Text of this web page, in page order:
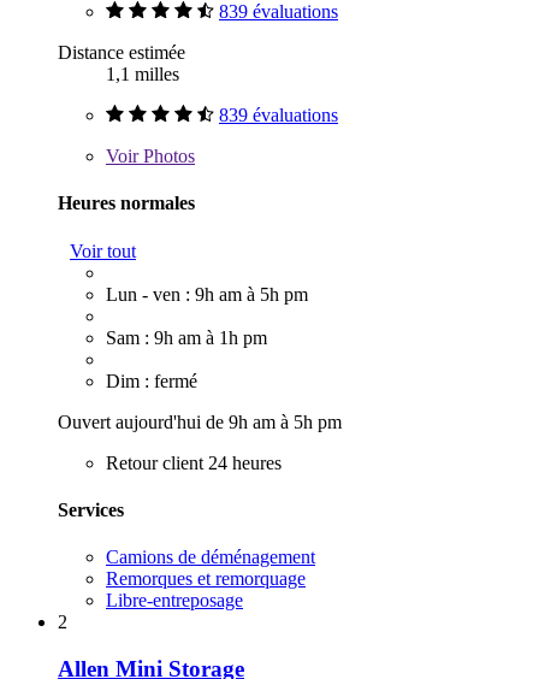
839 évaluations
Distance estimée
1,1 milles
839 évaluations
VoirPhotos
Heures normales
Voir tout
Lun - ven : 9h am à 5h pm
Sam : 9h am à 1h pm
Dim : fermé
Ouvert aujourd'hui de 9h am à 5h pm
Retour client 24 heures
Services
Camions de déménagement
Remorques et remorquage
Libre-entreposage
2
Allen Mini Storage